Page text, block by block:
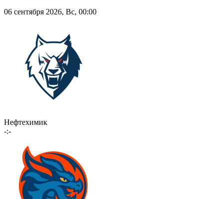
06 сентября 2026, Вс, 00:00
Нефтехимик
-:-